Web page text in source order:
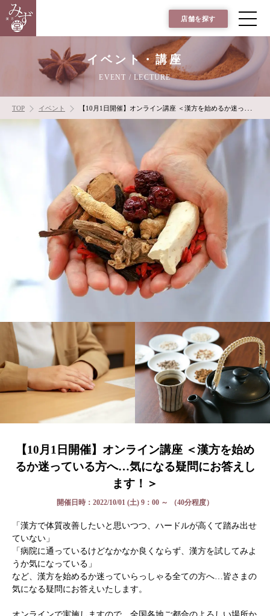
店舗を探す
イベント・講座
EVENT / LECTURE
TOP イベント 【10月1日開催】オンライン講座 ＜漢方を始めるか迷っている方へ…気になる疑問にお答えします！＞
【10月1日開催】オンライン講座 ＜漢方を始め
るか迷っている方へ…気になる疑問にお答えし
ます！＞
開催日時：2022/10/01 (土) 9：00 ～ （40分程度）
「漢方で体質改善したいと思いつつ、ハードルが高くて踏み出せ
ていない」
「病院に通っているけどなかなか良くならず、漢方を試してみよ
うか気になっている」
など、漢方を始めるか迷っていらっしゃる全ての方へ…皆さまの
気になる疑問にお答えいたします。